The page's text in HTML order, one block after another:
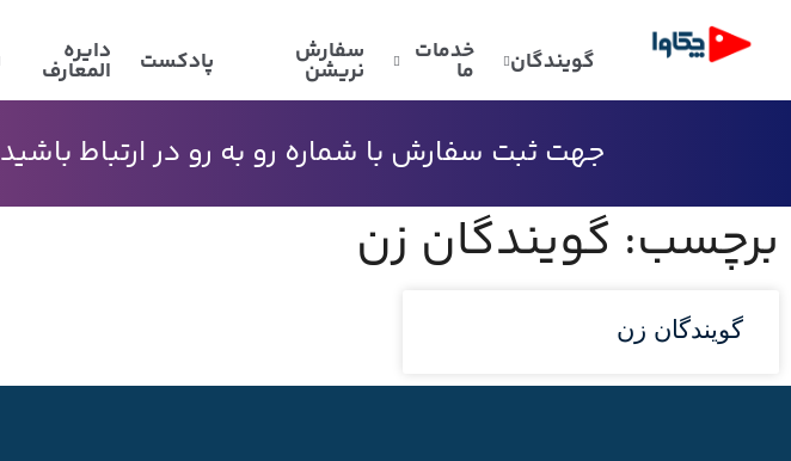
گویندگان خدمات
ما
سفارش
نریشن پادکست دایره
المعارف
جهت ثبت سفارش با شماره رو به رو در ارتباط باشید
برچسب: گویندگان زن
گویندگان زن